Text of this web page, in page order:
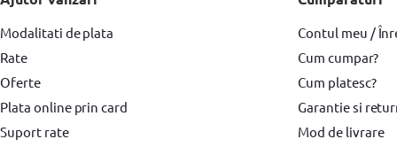
Placi compactoare & Ciocan demolator Placi compactoare & Ciocan
Accesorii scule electrice YATO Pistoale de Vopsit si Trafaleti Pistoale
Echipamente de protectie YATO Echipamente de protectie Makita
Surubelnita electrica Heinner
Modalitati de plata
Rate
Oferte
Plata online prin card
Suport rate
Contul meu /
Cum cumpar?
Cum platesc?
Garantie si
Mod de livrare